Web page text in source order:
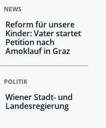
NEWS
Reform für unsere
Kinder: Vater startet
Petition nach
Amoklauf in Graz
POLITIK
Wiener Stadt- und
Landesregierung